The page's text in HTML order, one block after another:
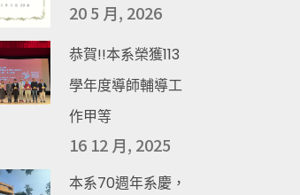
20 5 月, 2026
恭賀!!本系榮獲113
學年度導師輔導工
作甲等
16 12 月, 2025
本系70週年系慶，